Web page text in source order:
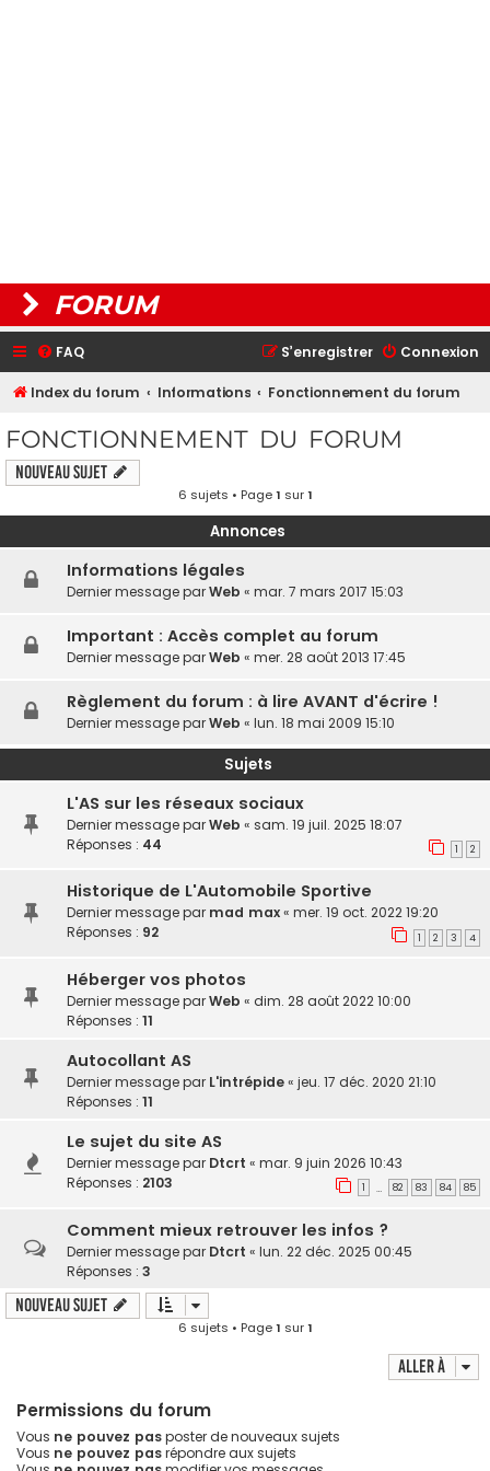
FORUM
FAQ Connexion
S’enregistrer
Index du forum Informations Fonctionnement du forum
FONCTIONNEMENT DU FORUM
Nouveau sujet
6 sujets • Page1 sur1
Annonces
Informations légales
Dernier message parWeb « mar. 7 mars 2017 15:03
Important : Accès complet au forum
Dernier message parWeb « mer. 28 août 2013 17:45
Règlement du forum : à lire AVANT d'écrire !
Dernier message parWeb « lun. 18 mai 2009 15:10
Sujets
L'AS sur les réseaux sociaux
Dernier message parWeb « sam. 19 juil. 2025 18:07
Réponses : 44 1 2
Historique de L'Automobile Sportive
Dernier message par mad max« mer. 19 oct. 2022 19:20
Réponses : 92 1 2 3 4
Héberger vos photos
Dernier message parWeb « dim. 28 août 2022 10:00
Réponses : 11
Autocollant AS
Dernier message par L'intrépide« jeu. 17 déc. 2020 21:10
Réponses : 11
Le sujet du site AS
Dernier message par Dtcrt « mar. 9 juin 2026 10:43
Réponses : 2103 1 … 82 83 84 85
Comment mieux retrouver les infos ?
Dernier message par Dtcrt « lun. 22 déc. 2025 00:45
Réponses : 3
Nouveau sujet
6 sujets • Page1 sur1
Aller à
Permissions du forum
Vous ne pouvez pasposter de nouveaux sujets
Vous ne pouvez pasrépondre aux sujets